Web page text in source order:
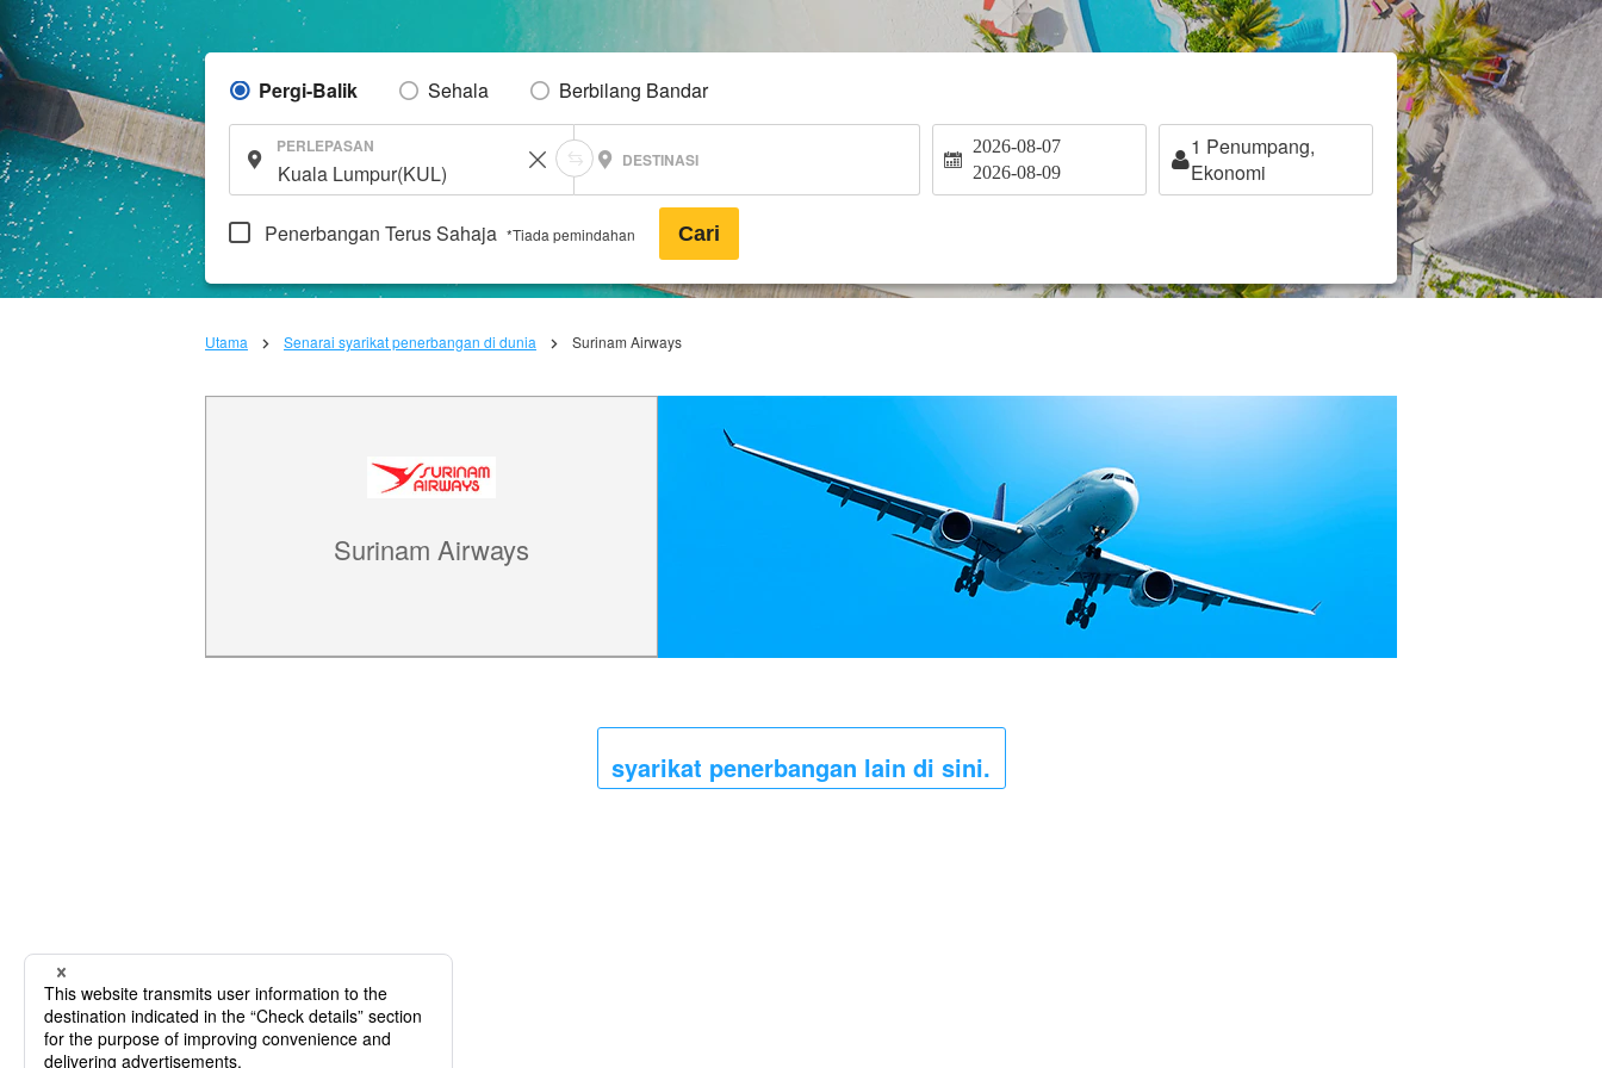
Pergi-Balik Sehala Berbilang Bandar
PERLEPASAN
DESTINASI
2026-08-07
2026-08-09
1 Penumpang,
Ekonomi
Penerbangan Terus Sahaja *Tiada pemindahan Cari
Utama Senarai syarikat penerbangan di dunia Surinam Airways
Surinam Airways
syarikat penerbangan lain di sini.